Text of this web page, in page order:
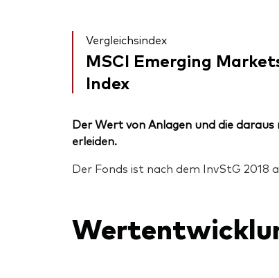
Vergleichsindex
MSCI Emerging
Index
Der Wert von Anlagen und die
erleiden.
Der Fonds ist nach dem InvStG